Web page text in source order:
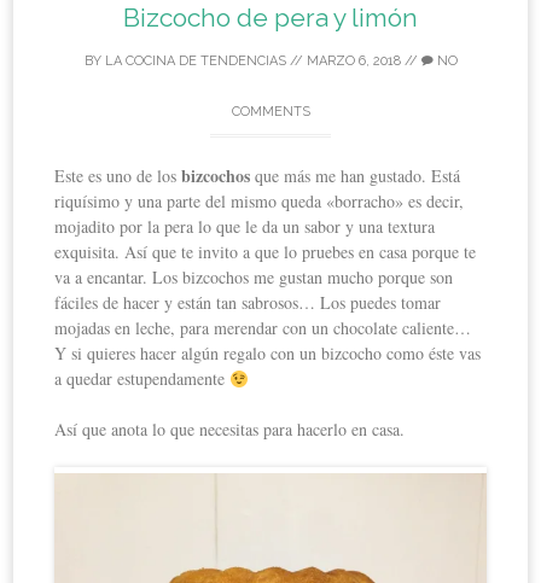
Bizcocho de pera y limón
BY LA COCINA DE TENDENCIAS// MARZO 6, 2018// NO
COMMENTS
Este es uno de losbizcochos que más me han gustado. Está
riquísimo y una parte del mismo queda «borracho» es decir,
mojadito por la pera lo que le da un sabor y una textura
exquisita. Así que te invito a que lo pruebes en casa porque te
va a encantar. Los bizcochos me gustan mucho porque son
fáciles de hacer y están tan sabrosos… Los puedes tomar
mojadas en leche, para merendar con un chocolate caliente…
Y si quieres hacer algún regalo con un bizcocho como éste vas
a quedar estupendamente
Así que anota lo que necesitas para hacerlo en casa.